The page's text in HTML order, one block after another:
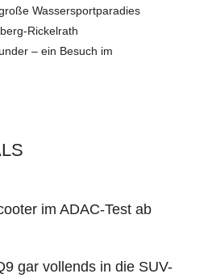
Wassersportparadies
Rickelrath
– ein Besuch im
im ADAC-Test ab
gar vollends in die SUV-